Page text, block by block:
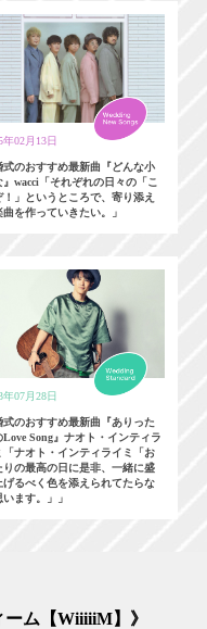
年02月13日
式のおすすめ最新曲『どんな小
』wacci「それぞれの日々の「こ
！」というところで、寄り添え
曲を作っていきたい。」
年07月28日
式のおすすめ最新曲『ありった
Love Song』ナオト・インティラ
「ナオト・インティライミ「お
りの最高の日に是非、一緒に盛
げるべく色を添えられてたらな
います。」」
ム【WiiiiiM】》